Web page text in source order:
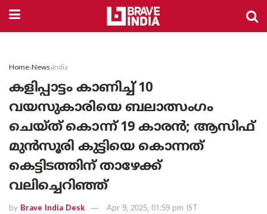
Home News India
കളിപ്പാട്ടം കാണിച്ച് 10
വയസുകാരിയെ ബലാത്സംഗം
ചെയ്ത് കൊന്ന് 19 കാരൻ; ആസിഫ്
മുൻസൂരി കുട്ടിയെ കൊന്നത്
കെട്ടിടത്തിന് താഴേക്ക്
വലിച്ചെറിഞ്ഞ്
by Brave India Desk Apr 9, 2025, 01:59 pm IST